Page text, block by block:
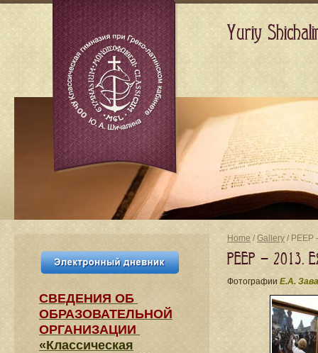
Home / Gallery / PEEP
PEEP — 2013.
Фотографии Е.А.
СВЕДЕНИЯ​ ОБ
ОБРАЗОВАТЕЛЬНОЙ
ОРГАНИЗАЦИИ
«Классическая
Yuriy